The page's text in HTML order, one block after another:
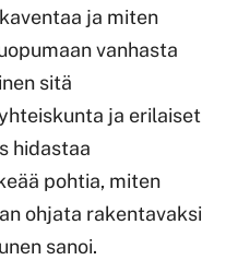
ja miten
vanhasta
sitä
ja erilaiset
hidastaa
pohtia, miten
ohjata rakentavaksi
sanoi.